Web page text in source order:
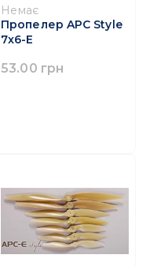
Немає
Пропелер APC Style
7x6-E
53.00 грн